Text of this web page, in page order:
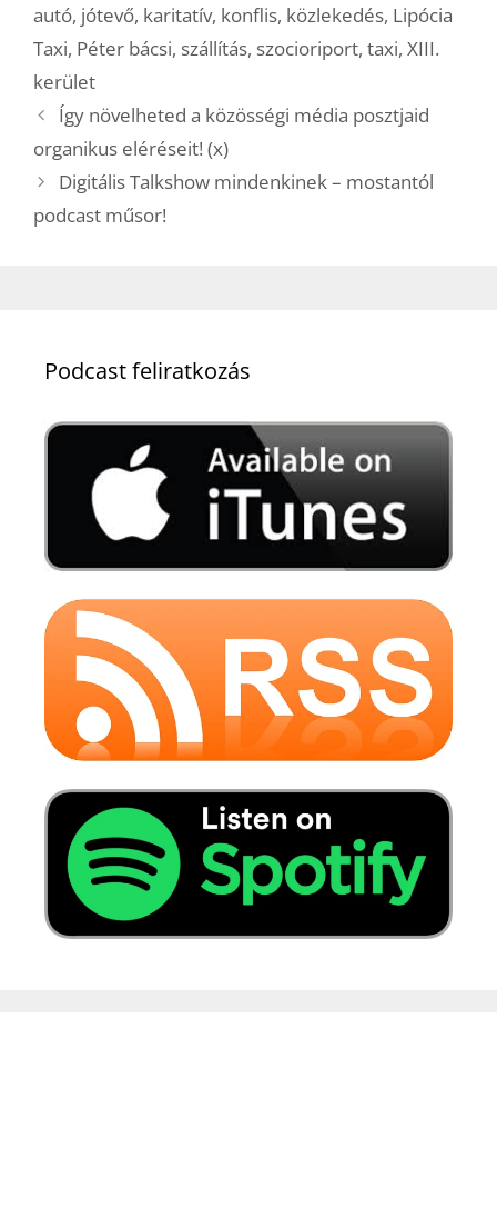
autó, jótevő, karitatív, konflis, közlekedés, Lipócia
Taxi, Péter bácsi, szállítás, szocioriport, taxi, XIII.
kerület
Így növelheted a közösségi média posztjaid
organikus eléréseit! (x)
Digitális Talkshow mindenkinek – mostantól
podcast műsor!
Podcast feliratkozás